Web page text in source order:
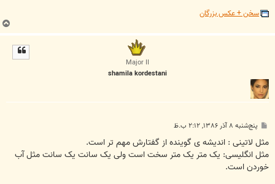
سخن + عکس بزرگان
ب
ا
Major II
shamila kordestani
پ
ت
پنج‌شنبه ۸ آذر ۱۳۸۶, ۲:۱۲ ب.ظ
مثل لاتینی : اندیشه ی گوینده از گفتارش مهم تر است.
مثل انگلیسی: یک متر یک متر سخت است ولی یک سانت یک سانت مثل آب
خوردن است.